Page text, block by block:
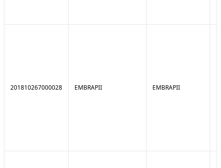
201810267000028 EMBRAPII EMBRAPII